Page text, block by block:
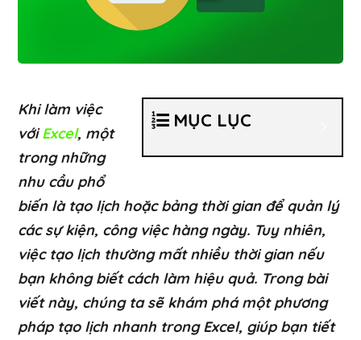
MỤC LỤC
Khi làm việc
vớiExcel, một
trong những
nhu cầu phổ
biến là tạo lịch hoặc bảng thời gian để quản lý
các sự kiện, công việc hàng ngày. Tuy nhiên,
việc tạo lịch thường mất nhiều thời gian nếu
bạn không biết cách làm hiệu quả. Trong bài
viết này, chúng ta sẽ khám phá một phương
pháp tạo lịch nhanh trong Excel, giúp bạn tiết